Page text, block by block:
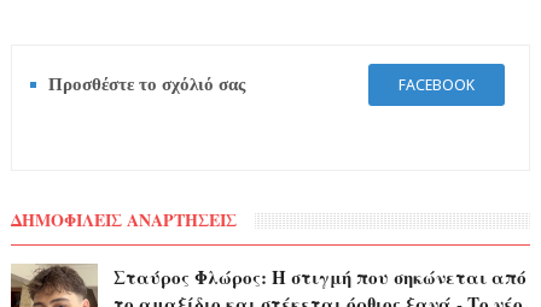
Προσθέστε το σχόλιό σας FACEBOOK
ΔΗΜΟΦΙΛΕΙΣ ΑΝΑΡΤΗΣΕΙΣ
Σταύρος Φλώρος: Η στιγμή που σηκώνεται από